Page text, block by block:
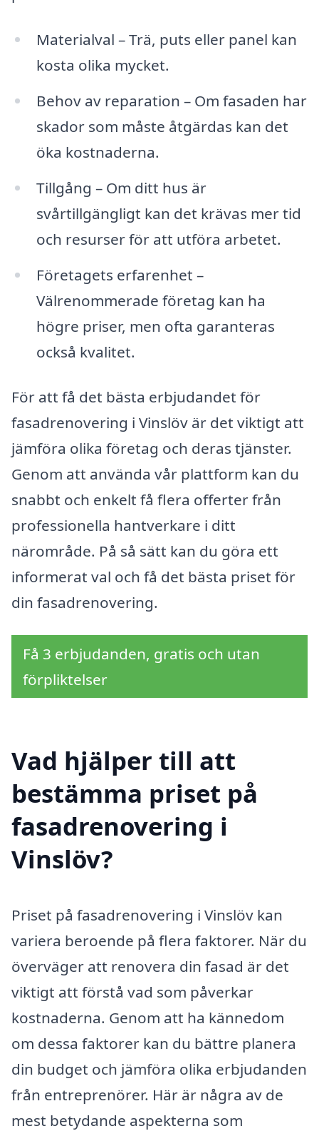
Materialval – Trä, puts eller panel kan
kosta olika mycket.
Behov av reparation – Om fasaden har
skador som måste åtgärdas kan det
öka kostnaderna.
Tillgång – Om ditt hus är
svårtillgängligt kan det krävas mer tid
och resurser för att utföra arbetet.
Företagets erfarenhet –
Välrenommerade företag kan ha
högre priser, men ofta garanteras
också kvalitet.
För att få det bästa erbjudandet för
fasadrenovering i Vinslöv är det viktigt att
jämföra olika företag och deras tjänster.
Genom att använda vår plattform kan du
snabbt och enkelt få flera offerter från
professionella hantverkare i ditt
närområde. På så sätt kan du göra ett
informerat val och få det bästa priset för
din fasadrenovering.
Få 3 erbjudanden, gratis och utan
förpliktelser
Vad hjälper till att
bestämma priset på
fasadrenovering i
Vinslöv?
Priset på fasadrenovering i Vinslöv kan
variera beroende på flera faktorer. När du
överväger att renovera din fasad är det
viktigt att förstå vad som påverkar
kostnaderna. Genom att ha kännedom
om dessa faktorer kan du bättre planera
din budget och jämföra olika erbjudanden
från entreprenörer. Här är några av de
mest betydande aspekterna som